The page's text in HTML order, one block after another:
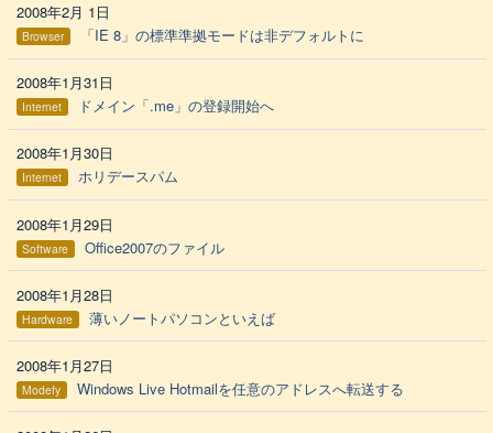
2008年2月 1日
Browser 「IE 8」の標準準拠モードは非デフォルトに
2008年1月31日
Internet ドメイン「.me」の登録開始へ
2008年1月30日
Internet ホリデースパム
2008年1月29日
Software Office2007のファイル
2008年1月28日
Hardware 薄いノートパソコンといえば
2008年1月27日
Modefy Windows Live Hotmailを任意のアドレスへ転送する